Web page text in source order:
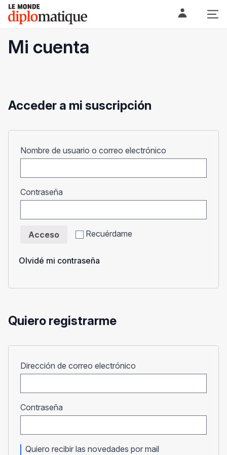
Skip
content
Le monde diplomatique
Mi cuenta
Acceder a mi suscripción
Nombre de usuario o correo electrónico
Contraseña
Recuérdame
Acceso
Olvidé mi contraseña
Quiero registrarme
Dirección de correo electrónico
Contraseña
Quiero recibir las novedades por mail